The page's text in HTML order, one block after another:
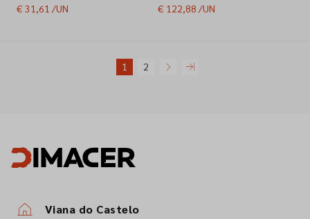
placa base
€ 31,61 /UN
110x65MM
€ 122,88 /UN
1 2
Viana do Castelo